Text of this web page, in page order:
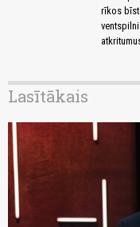
rīkos
Lasītākais